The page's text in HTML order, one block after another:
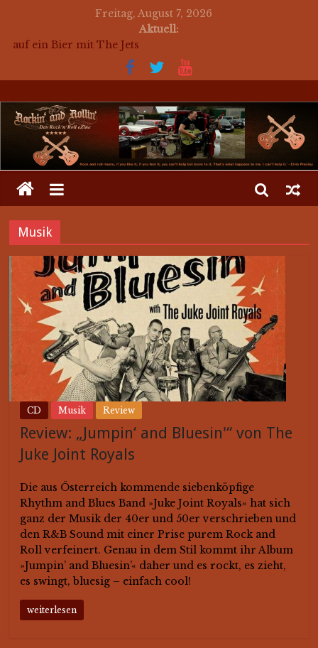
Freitag, August 7, 2026
Aktuell:
auf ein Bier mit The Jets
for a beer with The Jets (english)
Mosaik Massaker – Mosaikkunst aus dem Bereich
auf ein Bier mit Mark Twang
auf ein Bier mit Mason Dixon Hobos
Musik
CD Musik Review
Review: „Jumpin‘ and Bluesin'“ von The
Juke Joint Royals
Die aus Österreich kommende siebenköpfige
Rhythm and Blues Band »Juke Joint Royals« hat sich
ganz der Musik der 40er und 50er verschrieben und
den R&B Sound mit einer Prise purem Rock and
Roll verfeinert. Genau in dem Stil kommt ihr Album
»Jumpin’ and Bluesin’« daher und es rockt, es zieht,
es swingt, bluesig – einfach cool!
weiterlesen